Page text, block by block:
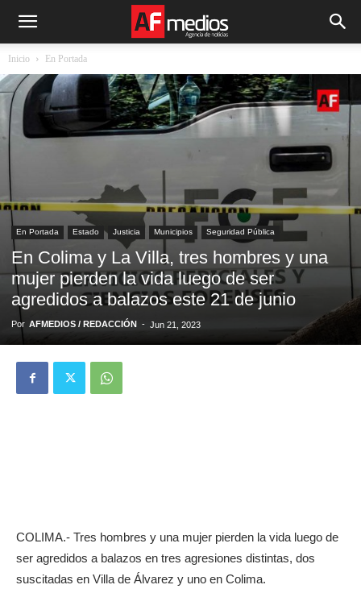
Inicio En Portada
En Portada Estado Justicia Municipios Seguridad Pública
En Colima y La Villa, tres hombres y una
mujer pierden la vida luego de ser
agredidos a balazos este 21 de junio
Por AFMEDIOS / REDACCIÓN - Jun 21, 2023
COLIMA.- Tres hombres y una mujer pierden la vida luego de
ser agredidos a balazos en tres agresiones distintas, dos
suscitadas en Villa de Álvarez y uno en Colima.